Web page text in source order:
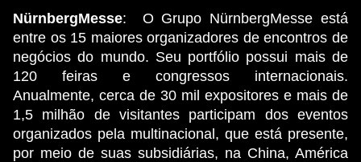
NürnbergMesse: O Grupo NürnbergMesse está
entre os 15 maiores organizadores de encontros de
negócios do mundo. Seu portfólio possui mais de
120 feiras e congressos internacionais.
Anualmente, cerca de 30 mil expositores e mais de
1,5 milhão de visitantes participam dos eventos
organizados pela multinacional, que está presente,
por meio de suas subsidiárias, na China, América